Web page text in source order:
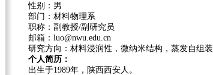
性别：男
部门：材料物理系
职称：副教授/副研究员
邮箱：luo@nwu.edu.cn
研究方向：材料浸润性，微纳米结构，蒸发自组装
个人简历：
出生于1989年，陕西西安人。